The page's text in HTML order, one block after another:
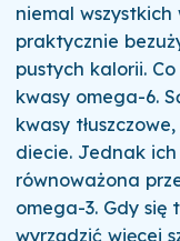
niemal
praktycznie
pustych kalorii.
kwasy omega-6.
kwasy
diecie. Jednak
równoważona
omega-3. Gdy się
wyrządzić więcej